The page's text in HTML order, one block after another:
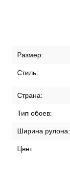
Размер:
Стиль:
Страна:
Тип обоев:
Ширина рулона:
Цвет: